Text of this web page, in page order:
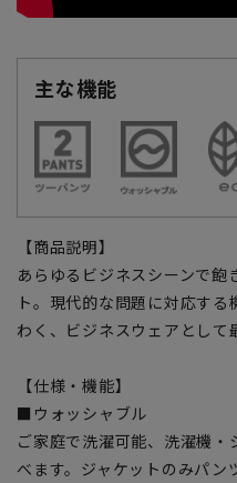
主な機能
【商品説明】
あらゆるビジネスシーンで
ト。現代的な問題に対応す
わく、ビジネスウェアとして
【仕様・機能】
■ウォッシャブル
ご家庭で洗濯可能、洗濯機
べます。ジャケットのみパ